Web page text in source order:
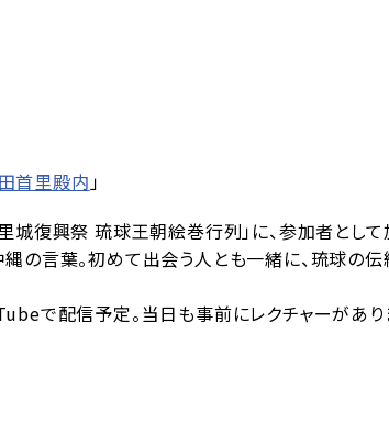
首里殿内 」
城復興祭 琉球王朝絵巻行列」に、参加者とし
縄の言葉。初めて出会う人とも一緒に、琉球
で配信予定。当日も事前にレクチャーがあ